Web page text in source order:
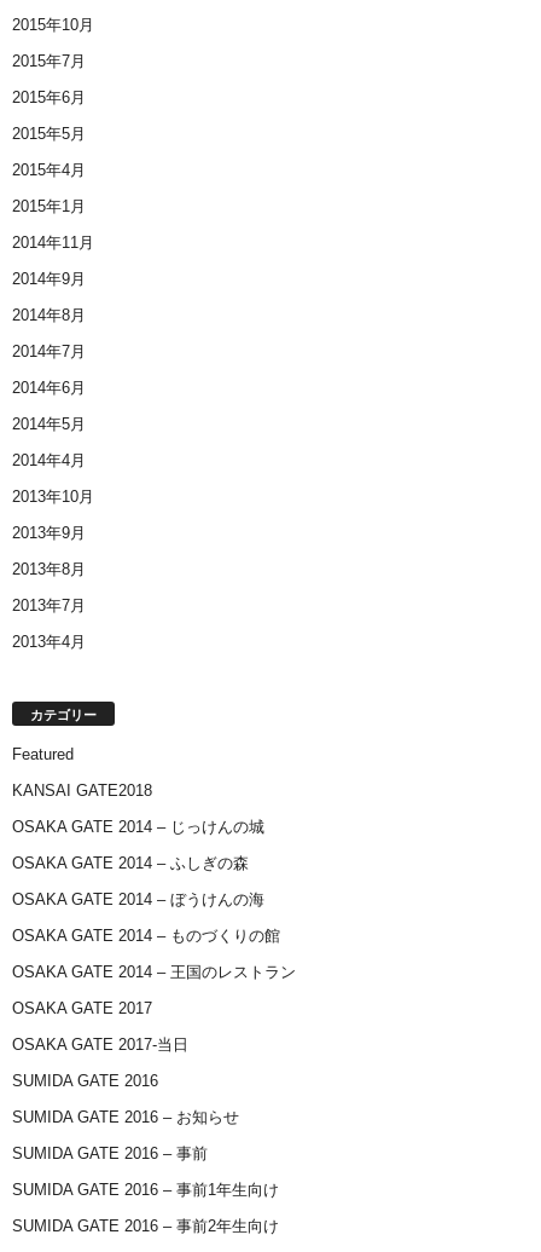
2015年10月
2015年7月
2015年6月
2015年5月
2015年4月
2015年1月
2014年11月
2014年9月
2014年8月
2014年7月
2014年6月
2014年5月
2014年4月
2013年10月
2013年9月
2013年8月
2013年7月
2013年4月
カテゴリー
Featured
KANSAI GATE2018
OSAKA GATE 2014 – じっけんの城
OSAKA GATE 2014 – ふしぎの森
OSAKA GATE 2014 – ぼうけんの海
OSAKA GATE 2014 – ものづくりの館
OSAKA GATE 2014 – 王国のレストラン
OSAKA GATE 2017
OSAKA GATE 2017-当日
SUMIDA GATE 2016
SUMIDA GATE 2016 – お知らせ
SUMIDA GATE 2016 – 事前
SUMIDA GATE 2016 – 事前1年生向け
SUMIDA GATE 2016 – 事前2年生向け